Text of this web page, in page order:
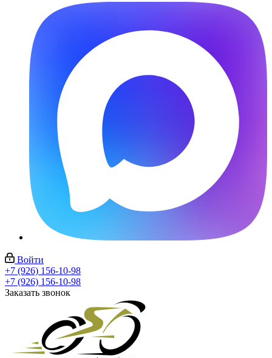
Войти
+7 (926) 156-10-98
+7 (926) 156-10-98
Заказать звонок